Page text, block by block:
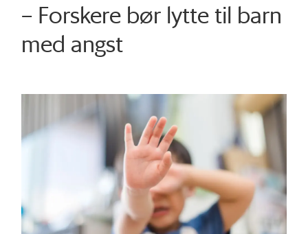
– Forskere bør lytte til barn
med angst